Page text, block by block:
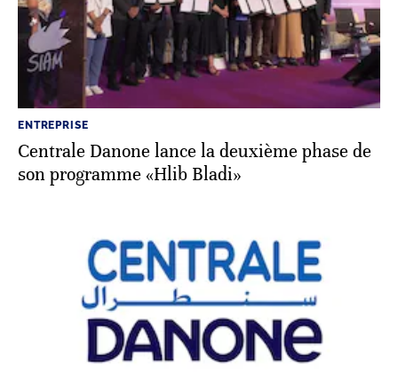
ENTREPRISE
Centrale Danone lance la deuxième phase de
son programme «Hlib Bladi»